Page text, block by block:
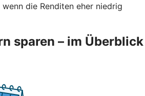
die Renditen eher niedrig
sparen – im Überblick